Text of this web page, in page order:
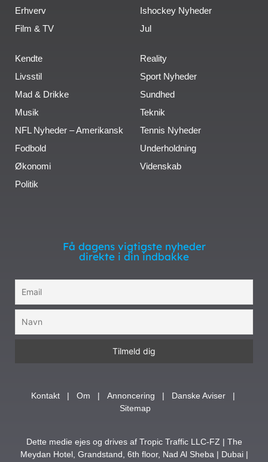
Erhverv
Film & TV
Ishockey Nyheder
Jul
Kendte
Livsstil
Mad & Drikke
Musik
NFL Nyheder – Amerikansk
Fodbold
Økonomi
Politik
Reality
Sport Nyheder
Sundhed
Teknik
Tennis Nyheder
Underholdning
Videnskab
Få dagens vigtigste nyheder
direkte i din indbakke
Kontakt| Om | Annoncering | Danske Aviser|
Sitemap
Dette medie ejes og drives af Tropic Traffic LLC-FZ | The
Meydan Hotel, Grandstand, 6th floor, Nad Al Sheba | Dubai |